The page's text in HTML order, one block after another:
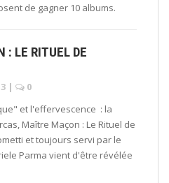
de gagner 10 albums.
: LE RITUEL DE
|
0
et l'effervescence : la
Maître Maçon : Le Rituel de
et toujours servi par le
Parma vient d'être révélée